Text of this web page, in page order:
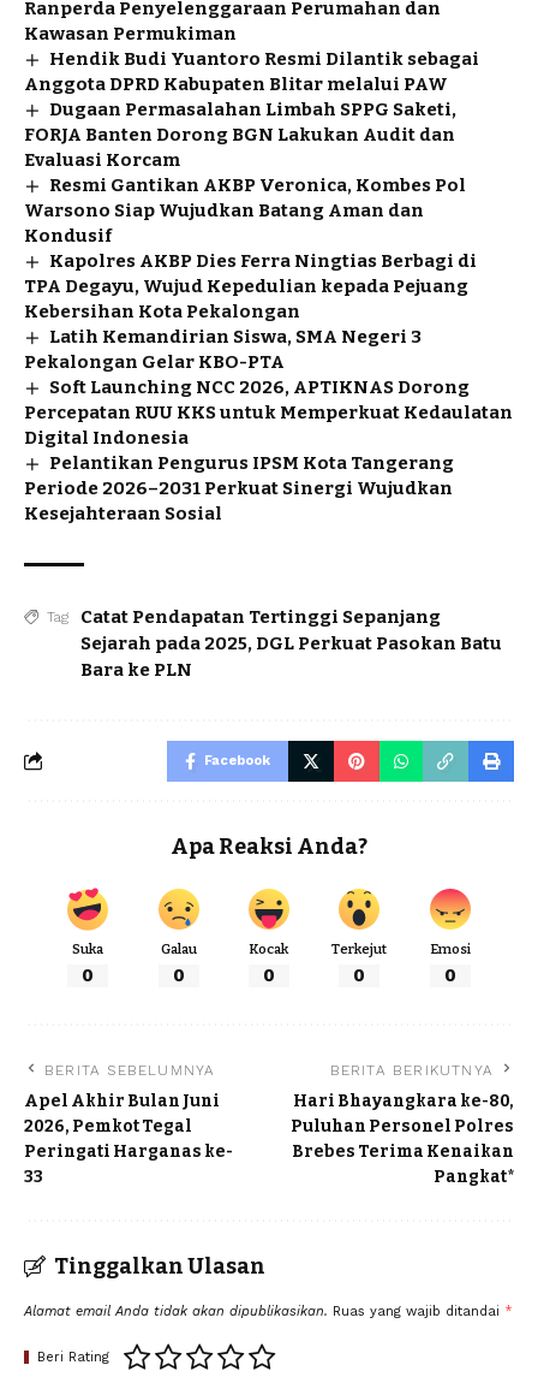
Ranperda Penyelenggaraan Perumahan dan
Kawasan Permukiman
Hendik Budi Yuantoro Resmi Dilantik sebagai
Anggota DPRD Kabupaten Blitar melalui PAW
Dugaan Permasalahan Limbah SPPG Saketi,
FORJA Banten Dorong BGN Lakukan Audit dan
Evaluasi Korcam
Resmi Gantikan AKBP Veronica, Kombes Pol
Warsono Siap Wujudkan Batang Aman dan
Kondusif
Kapolres AKBP Dies Ferra Ningtias Berbagi di
TPA Degayu, Wujud Kepedulian kepada Pejuang
Kebersihan Kota Pekalongan
Latih Kemandirian Siswa, SMA Negeri 3
Pekalongan Gelar KBO-PTA
Soft Launching NCC 2026, APTIKNAS Dorong
Percepatan RUU KKS untuk Memperkuat Kedaulatan
Digital Indonesia
Pelantikan Pengurus IPSM Kota Tangerang
Periode 2026–2031 Perkuat Sinergi Wujudkan
Kesejahteraan Sosial
Tag
Catat Pendapatan Tertinggi Sepanjang
Sejarah pada 2025, DGL Perkuat Pasokan Batu
Bara ke PLN
Facebook
Apa Reaksi Anda?
Suka
0
Galau
0
Kocak
0
Terkejut
0
Emosi
0
BERITA SEBELUMNYA
Apel Akhir Bulan Juni
2026, Pemkot Tegal
Peringati Harganas ke-
33
BERITA BERIKUTNYA
Hari Bhayangkara ke-80,
Puluhan Personel Polres
Brebes Terima Kenaikan
Pangkat*
Tinggalkan Ulasan
Alamat email Anda tidak akan dipublikasikan. Ruas yang wajib ditandai *
Beri Rating